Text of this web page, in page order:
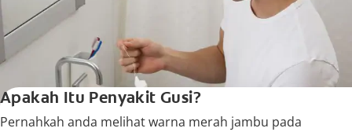
Apakah Itu Penyakit Gusi?
Pernahkah anda melihat warna merah jambu pada